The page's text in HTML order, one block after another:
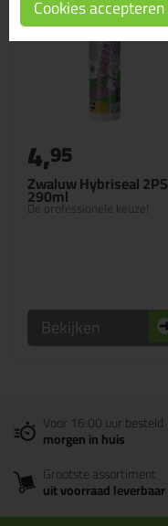
Zwaluw Hybriseal 2PS
290ml
De professionele keuze!
4,95
Bekijken
Voor 16:00 uur besteld
morgen in huis
Grootste assortiment
uit voorraad leverbaar
Cookies accepteren